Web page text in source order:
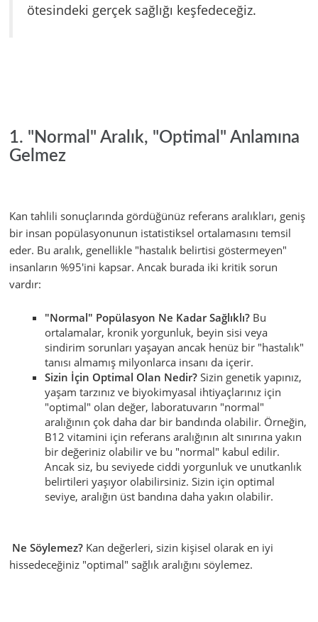
ötesindeki gerçek sağlığı keşfedeceğiz.
1. "Normal" Aralık, "Optimal" Anlamına
Gelmez
Kan tahlili sonuçlarında gördüğünüz referans aralıkları, geniş
bir insan popülasyonunun istatistiksel ortalamasını temsil
eder. Bu aralık, genellikle "hastalık belirtisi göstermeyen"
insanların %95'ini kapsar. Ancak burada iki kritik sorun
vardır:
"Normal" Popülasyon Ne Kadar Sağlıklı? Bu
ortalamalar, kronik yorgunluk, beyin sisi veya
sindirim sorunları yaşayan ancak henüz bir "hastalık"
tanısı almamış milyonlarca insanı da içerir.
Sizin İçin Optimal Olan Nedir? Sizin genetik yapınız,
yaşam tarzınız ve biyokimyasal ihtiyaçlarınız için
"optimal" olan değer, laboratuvarın "normal"
aralığının çok daha dar bir bandında olabilir. Örneğin,
B12 vitamini için referans aralığının alt sınırına yakın
bir değeriniz olabilir ve bu "normal" kabul edilir.
Ancak siz, bu seviyede ciddi yorgunluk ve unutkanlık
belirtileri yaşıyor olabilirsiniz. Sizin için optimal
seviye, aralığın üst bandına daha yakın olabilir.
Ne Söylemez? Kan değerleri, sizin kişisel olarak en iyi
hissedeceğiniz "optimal" sağlık aralığını söylemez.